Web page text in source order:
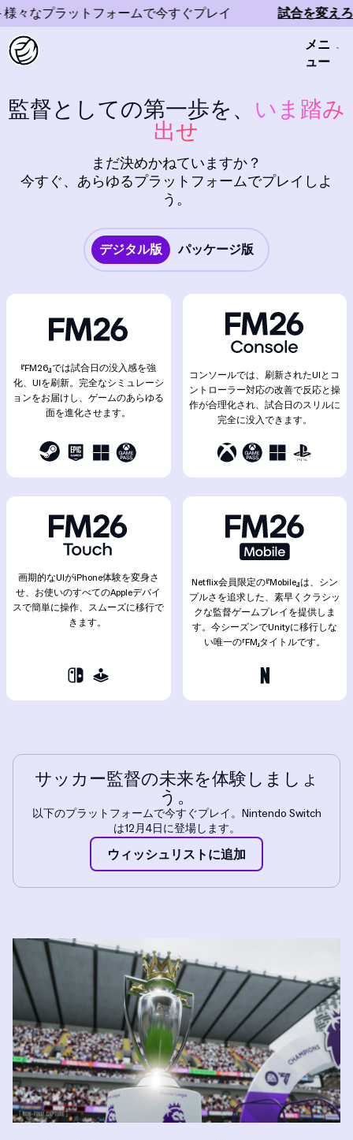
々なプラットフォームで今すぐプレイ 試合を変えろ
メニ
ュー
監督としての第一歩を、 いま踏み
出せ
まだ決めかねていますか？
今すぐ、あらゆるプラットフォームでプレイしよ
う。
デジタル版 パッケージ版
『FM26』では試合日の没入感を強
化、UIを刷新。完全なシミュレーシ
ョンをお届けし、ゲームのあらゆる
面を進化させます。
コンソールでは、刷新されたUIとコ
ントローラー対応の改善で反応と操
作が合理化され、試合日のスリルに
完全に没入できます。
画期的なUIがiPhone体験を変身さ
せ、お使いのすべてのAppleデバイ
スで簡単に操作、スムーズに移行で
きます。
Netflix会員限定の『Mobile』は、シン
プルさを追求した、素早くクラシッ
クな監督ゲームプレイを提供しま
す。今シーズンでUnityに移行しな
い唯一の「FM」タイトルです。
サッカー監督の未来を体験しましょ
う。
以下のプラットフォームで今すぐプレイ。Nintendo Switch
は12月4日に登場します。
ウィッシュリ​ス​ト​に​追加